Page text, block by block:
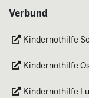
Verbund
Kindernothilfe
Kindernothilfe
Kindernothilfe